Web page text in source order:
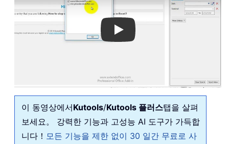
Play
이 동영상에서Kutools/Kutools 플러스탭을 살펴
보세요。 강력한 기능과 고성능 AI 도구가 가득합
니다！ 모든 기능을 제한 없이 30 일간 무료로 사